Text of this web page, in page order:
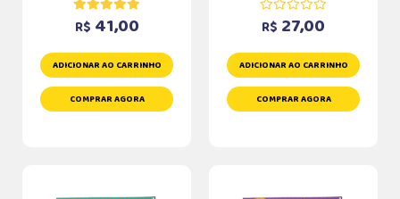
R$ 41,00
ADICIONAR AO CARRINHO
COMPRAR AGORA
R$ 27,00
ADICIONAR AO CARRINHO
COMPRAR AGORA